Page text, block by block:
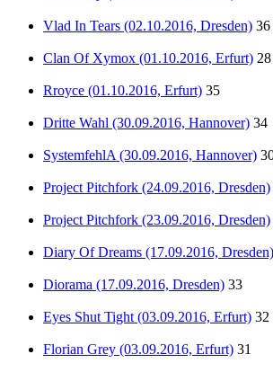
Vlad In Tears (02.10.2016, Dresden) 36
Clan Of Xymox (01.10.2016, Erfurt) 28
Rroyce (01.10.2016, Erfurt) 35
Dritte Wahl (30.09.2016, Hannover) 34
SystemfehlA (30.09.2016, Hannover)
Project Pitchfork (24.09.2016, Dresden)
Project Pitchfork (23.09.2016, Dresden)
Diary Of Dreams (17.09.2016, Dresden)
Diorama (17.09.2016, Dresden) 33
Eyes Shut Tight (03.09.2016, Erfurt) 32
Florian Grey (03.09.2016, Erfurt) 31